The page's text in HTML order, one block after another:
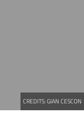
CREDITS:GIAN CESCON